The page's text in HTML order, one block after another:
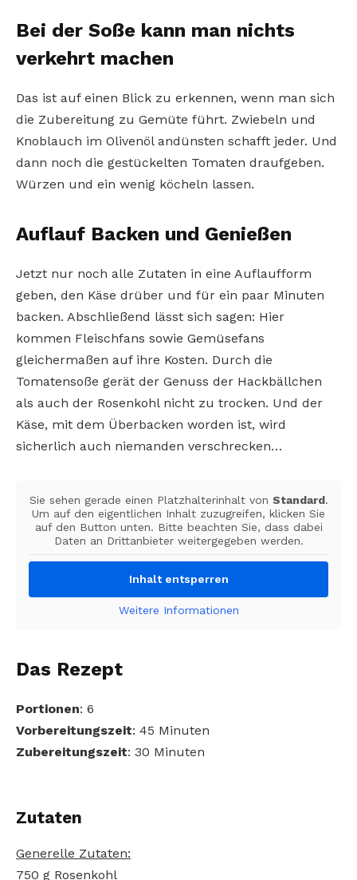
Bei der Soße kann man nichts
verkehrt machen
Das ist auf einen Blick zu erkennen, wenn man sich
die Zubereitung zu Gemüte führt. Zwiebeln und
Knoblauch im Olivenöl andünsten schafft jeder. Und
dann noch die gestückelten Tomaten draufgeben.
Würzen und ein wenig köcheln lassen.
Auflauf Backen und Genießen
Jetzt nur noch alle Zutaten in eine Auflaufform
geben, den Käse drüber und für ein paar Minuten
backen. Abschließend lässt sich sagen: Hier
kommen Fleischfans sowie Gemüsefans
gleichermaßen auf ihre Kosten. Durch die
Tomatensoße gerät der Genuss der Hackbällchen
als auch der Rosenkohl nicht zu trocken. Und der
Käse, mit dem Überbacken worden ist, wird
sicherlich auch niemanden verschrecken…
Sie sehen gerade einen Platzhalterinhalt von Standard.
Um auf den eigentlichen Inhalt zuzugreifen, klicken Sie
auf den Button unten. Bitte beachten Sie, dass dabei
Daten an Drittanbieter weitergegeben werden.
Inhalt entsperren
Weitere Informationen
Das Rezept
Portionen: 6
Vorbereitungszeit: 45 Minuten
Zubereitungszeit: 30 Minuten
Zutaten
Generelle Zutaten:
750 g Rosenkohl